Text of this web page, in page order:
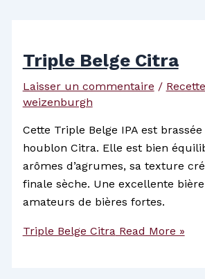
Triple Belge Citra
Laisser un commentaire /
weizenburgh
Cette Triple Belge IPA est
houblon Citra. Elle est bien
arômes d’agrumes, sa texture
finale sèche. Une excellente
amateurs de bières fortes.
Triple Belge CitraRead More »